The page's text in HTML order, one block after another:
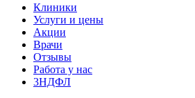
Клиники
Услуги и цены
Акции
Врачи
Отзывы
Работа у нас
3НДФЛ